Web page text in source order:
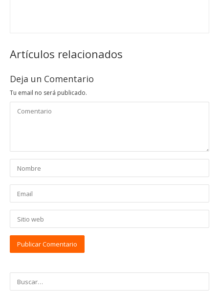
Artículos relacionados
Deja un Comentario
Tu email no será publicado.